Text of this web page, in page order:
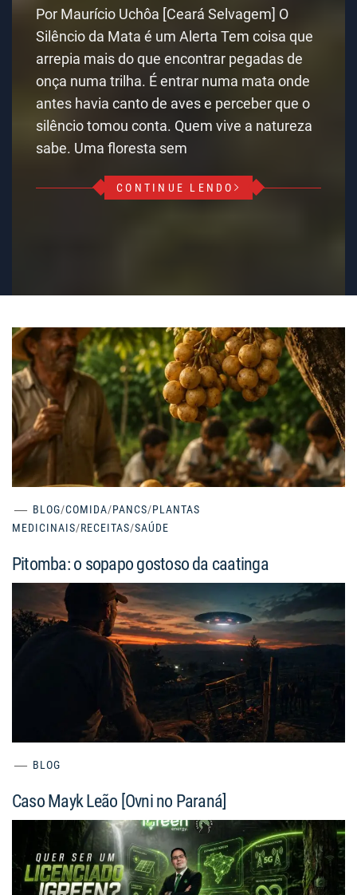
Por Maurício Uchôa [Ceará Selvagem] O
Silêncio da Mata é um Alerta Tem coisa que
arrepia mais do que encontrar pegadas de
onça numa trilha. É entrar numa mata onde
antes havia canto de aves e perceber que o
silêncio tomou conta. Quem vive a natureza
sabe. Uma floresta sem
CONTINUE LENDO
BLOG/COMIDA/PANCS/PLANTAS
MEDICINAIS/RECEITAS/SAÚDE
Pitomba: o sopapo gostoso da caatinga
BLOG
Caso Mayk Leão [Ovni no Paraná]